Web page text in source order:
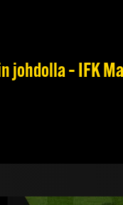
johdolla – IFK